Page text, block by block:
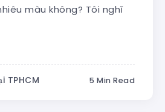
màu không? Tôi nghĩ
TPHCM 5 Min Read